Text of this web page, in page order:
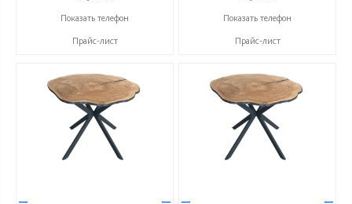
+7 (937) 917-00-01
Показать телефон
Прайс-лист
+7 (937) 917-00-01
Показать телефон
Прайс-лист
— — — —